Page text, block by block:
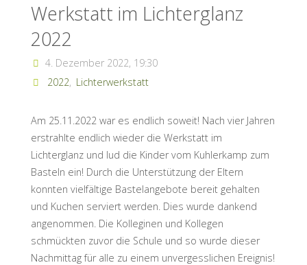
Werkstatt im Lichterglanz
2022
4. Dezember 2022, 19:30
2022, Lichterwerkstatt
Am 25.11.2022 war es endlich soweit! Nach vier Jahren
erstrahlte endlich wieder die Werkstatt im
Lichterglanz und lud die Kinder vom Kuhlerkamp zum
Basteln ein! Durch die Unterstützung der Eltern
konnten vielfältige Bastelangebote bereit gehalten
und Kuchen serviert werden. Dies wurde dankend
angenommen. Die Kolleginen und Kollegen
schmückten zuvor die Schule und so wurde dieser
Nachmittag für alle zu einem unvergesslichen Ereignis!